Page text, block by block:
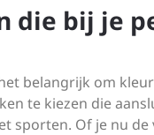
die bij je
belangrijk om
te kiezen die
sporten. Of je nu